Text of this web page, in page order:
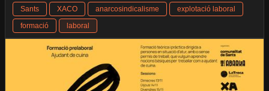
Sants XACO anarcosindicalisme
explotació laboral
formació
laboral